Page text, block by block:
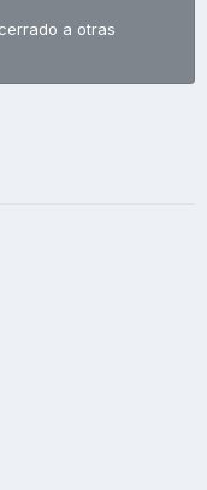
a otras